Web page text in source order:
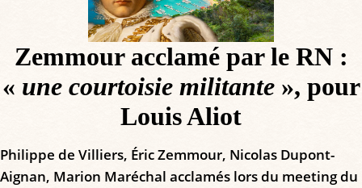
Zemmour acclamé par le RN :
« une courtoisie militante», pour
Louis Aliot
Philippe de Villiers, Éric Zemmour, Nicolas Dupont-
Aignan, Marion Maréchal acclamés lors du meeting du